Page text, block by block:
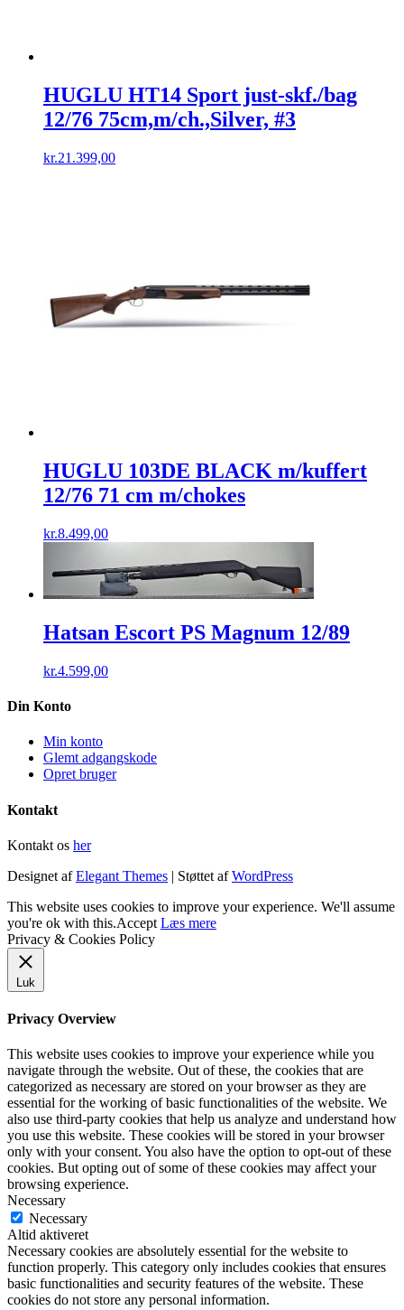
HUGLU HT14 Sport just-skf./bag
12/76 75cm,m/ch.,Silver, #3
kr.21.399,00
HUGLU 103DE BLACK m/kuffert
12/76 71 cm m/chokes
kr.8.499,00
Hatsan Escort PS Magnum 12/89
kr.4.599,00
Din Konto
Min konto
Glemt adgangskode
Opret bruger
Kontakt
Kontakt os her
Designet afElegant Themes | Støttet afWordPress
This website uses cookies to improve your experience. We'll assume
you're ok with this.Accept Læs mere
Privacy & Cookies Policy
Luk
Privacy Overview
This website uses cookies to improve your experience while you
navigate through the website. Out of these, the cookies that are
categorized as necessary are stored on your browser as they are
essential for the working of basic functionalities of the website. We
also use third-party cookies that help us analyze and understand how
you use this website. These cookies will be stored in your browser
only with your consent. You also have the option to opt-out of these
cookies. But opting out of some of these cookies may affect your
browsing experience.
Necessary
Necessary
Altid aktiveret
Necessary cookies are absolutely essential for the website to
function properly. This category only includes cookies that ensures
basic functionalities and security features of the website. These
cookies do not store any personal information.